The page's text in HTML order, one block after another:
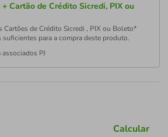
Cartão de Crédito Sicredi, PIX ou
Cartões de Crédito Sicredi , PIX ou Boleto*
para a compra deste produto.
PJ
Calcular